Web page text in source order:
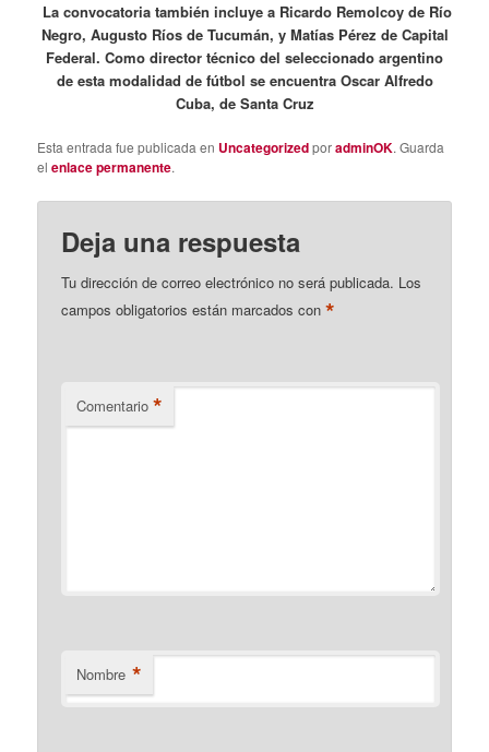
La convocatoria también incluye a Ricardo Remolcoy de Río
Negro, Augusto Ríos de Tucumán, y Matías Pérez de Capital
Federal. Como director técnico del seleccionado argentino
de esta modalidad de fútbol se encuentra Oscar Alfredo
Cuba, de Santa Cruz
Esta entrada fue publicada en UncategorizedporadminOK. Guarda
elenlace permanente.
Deja una respuesta
Tu dirección de correo electrónico no será publicada. Los
campos obligatorios están marcados con*
Comentario *
Nombre *